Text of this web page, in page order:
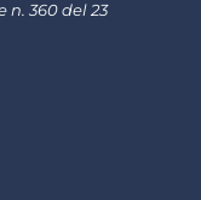
360 del 23